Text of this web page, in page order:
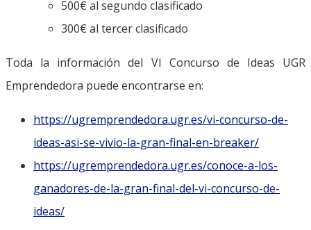
500€ al segundo clasificado
300€ al tercer clasificado
Toda la información del VI Concurso de Ideas UGR
Emprendedora puede encontrarse en:
https://ugremprendedora.ugr.es/vi-concurso-de-
ideas-asi-se-vivio-la-gran-final-en-breaker/
https://ugremprendedora.ugr.es/conoce-a-los-
ganadores-de-la-gran-final-del-vi-concurso-de-
ideas/